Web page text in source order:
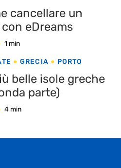
cancellare un
eDreams
1 min
GRECIA PORTO
belle isole greche
parte)
4 min